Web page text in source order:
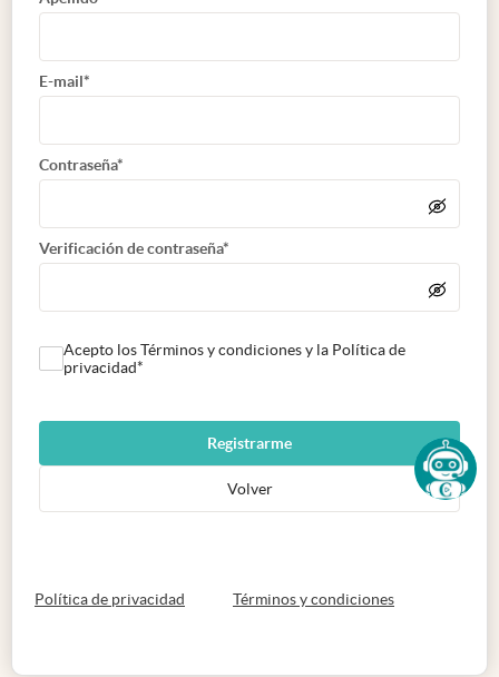
E-mail*
Contraseña*
Verificación de contraseña*
Acepto los Términos y condiciones y la Política de
privacidad*
Registrarme
Volver
Política de privacidad abre en nueva pestaña
Términos y condicionesabre en nueva